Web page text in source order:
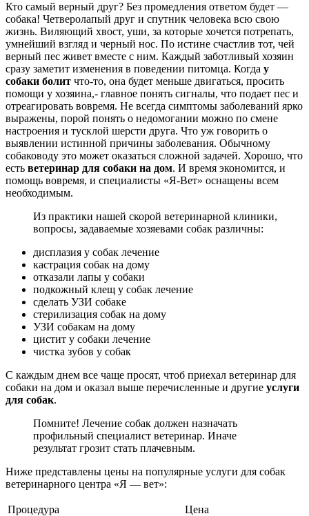
Кто самый верный друг? Без промедления ответом будет —
собака! Четверолапый друг и спутник человека всю свою
жизнь. Виляющий хвост, уши, за которые хочется потрепать,
умнейший взгляд и черный нос. По истине счастлив тот, чей
верный пес живет вместе с ним. Каждый заботливый хозяин
сразу заметит изменения в поведении питомца. Когда у
собаки болит что-то, она будет меньше двигаться, просить
помощи у хозяина,- главное понять сигналы, что подает пес и
отреагировать вовремя. Не всегда симптомы заболеваний ярко
выражены, порой понять о недомогании можно по смене
настроения и тусклой шерсти друга. Что уж говорить о
выявлении истинной причины заболевания. Обычному
собаководу это может оказаться сложной задачей. Хорошо, что
есть ветеринар для собаки на дом. И время экономится, и
помощь вовремя, и специалисты «Я-Вет» оснащены всем
необходимым.
Из практики нашей скорой ветеринарной клиники,
вопросы, задаваемые хозяевами собак различны:
дисплазия у собак лечение
кастрация собак на дому
отказали лапы у собаки
подкожный клещ у собак лечение
сделать УЗИ собаке
стерилизация собак на дому
УЗИ собакам на дому
цистит у собаки лечение
чистка зубов у собак
С каждым днем все чаще просят, чтоб приехал ветеринар для
собаки на дом и оказал выше перечисленные и другие услуги
для собак.
Помните! Лечение собак должен назначать
профильный специалист ветеринар. Иначе
результат грозит стать плачевным.
Ниже представлены цены на популярные услуги для собак
ветеринарного центра «Я — вет»:
Процедура
Цена